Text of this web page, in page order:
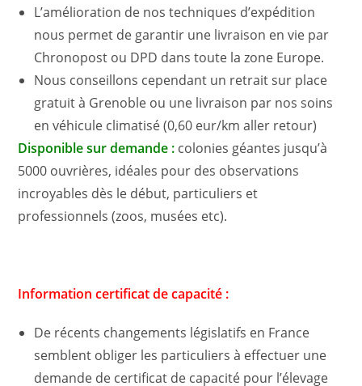
L’amélioration de nos techniques d’expédition
nous permet de garantir une livraison en vie par
Chronopost ou DPD dans toute la zone Europe.
Nous conseillons cependant un retrait sur place
gratuit à Grenoble ou une livraison par nos soins
en véhicule climatisé (0,60 eur/km aller retour)
Disponible sur demande : colonies géantes jusqu’à
5000 ouvrières, idéales pour des observations
incroyables dès le début, particuliers et
professionnels (zoos, musées etc).
Information certificat de capacité :
De récents changements législatifs en France
semblent obliger les particuliers à effectuer une
demande de certificat de capacité pour l’élevage